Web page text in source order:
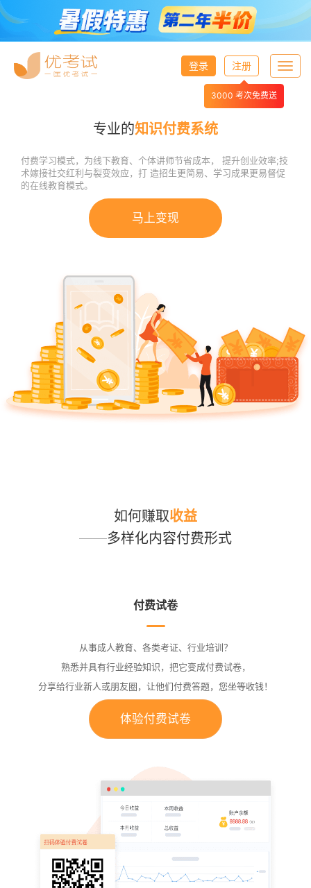
登录 注册
3000 考次免费送
专业的知识付费系统
付费学习模式，为线下教育、个体讲师节省成本， 提升创业效率;技
术嫁接社交红利与裂变效应，打 造招生更简易、学习成果更易督促
的在线教育模式。
马上变现
如何赚取收益
——多样化内容付费形式
付费试卷
从事成人教育、各类考证、行业培训？
熟悉并具有行业经验知识，把它变成付费试卷，
分享给行业新人或朋友圈，让他们付费答题，您坐等收钱！
体验付费试卷